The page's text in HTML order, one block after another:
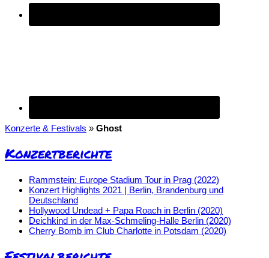
Konzerte & Festivals » Ghost
Konzertberichte
Rammstein: Europe Stadium Tour in Prag (2022)
Konzert Highlights 2021 | Berlin, Brandenburg und
Deutschland
Hollywood Undead + Papa Roach in Berlin (2020)
Deichkind in der Max-Schmeling-Halle Berlin (2020)
Cherry Bomb im Club Charlotte in Potsdam (2020)